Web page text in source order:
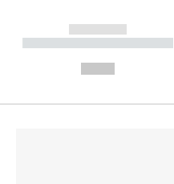
------------
----------- ----------- --------